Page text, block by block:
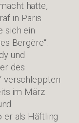
hatte,
in Paris
sich ein
Bergère“.
und
des
verschleppten
im März
er als Häftling